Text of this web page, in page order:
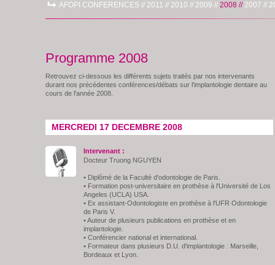
AFOPI CONFERENCES // 2011 // 2010 // 2009 //2008 // 2007 //
Programme 2008
Retrouvez ci-dessous les différents sujets traités par nos intervenants
durant nos précédentes conférences/débats sur l'implantologie dentaire au
cours de l'année 2008.
MERCREDI 17 DECEMBRE 2008
Intervenant :
Docteur Truong NGUYEN
• Diplômé de la Faculté d'odontologie de Paris.
• Formation post-universitaire en prothèse à l'Université de Los
Angeles (UCLA) USA.
• Ex assistant-Odontologiste en prothèse à l'UFR Odontologie
de Paris V.
• Auteur de plusieurs publications en prothèse et en
implantologie.
• Conférencier national et international.
• Formateur dans plusieurs D.U. d'implantologie : Marseille,
Bordeaux et Lyon.